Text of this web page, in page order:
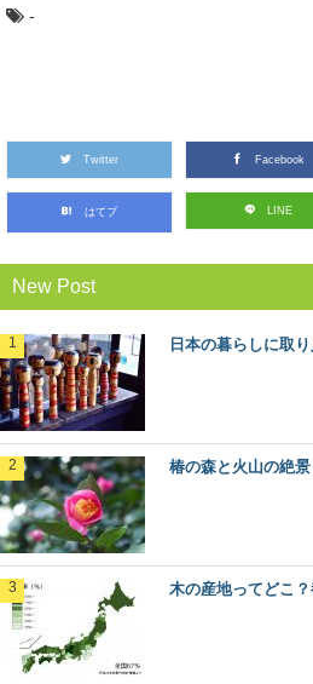
とありますか？ 赤身
あなたの地域の
が定められているの
ト「奥入瀬渓流」。
-
Twitter Facebook
はてブ LINE
New Post
日本の暮らしに取
椿の森と火山の絶
木の産地ってどこ